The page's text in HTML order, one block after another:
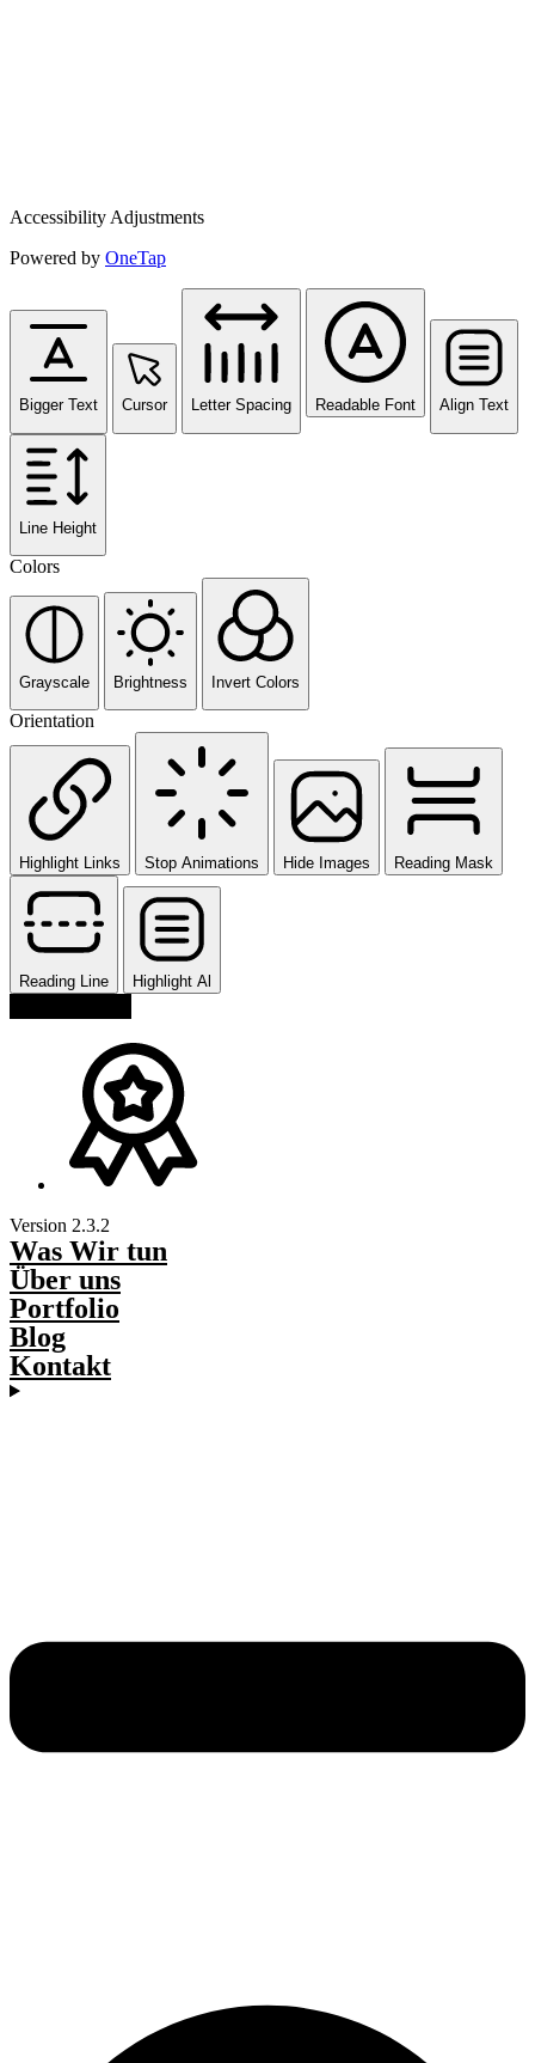
Accessibility Adjustments
Powered by OneTap
Bigger Text Cursor Letter Spacing Readable Font Align Text
Line Height
Colors
Grayscale Brightness Invert Colors
Orientation
Highlight Links Stop Animations Hide Images Reading Mask
Reading Line
Highlight Al
Version 2.3.2
Was Wir tun
Über uns
Portfolio
Blog
Kontakt